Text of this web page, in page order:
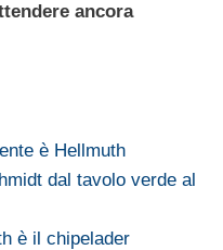
ancora
è Hellmuth
dal tavolo verde al
è il chipelader